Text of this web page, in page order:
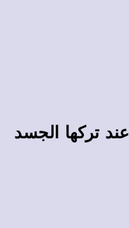
عند تركها الجسد